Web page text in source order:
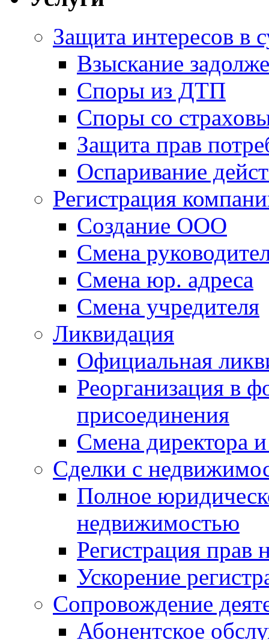
Защита интересов в
Взыскание
Споры из ДТП
Споры со
Защита прав
Оспаривание
Регистрация
Создание ООО
Смена
Смена юр. адреса
Смена учредителя
Ликвидация
Официальная
Реорганизация в
присоединения
Смена директора
Сделки с
Полное
недвижимостью
Регистрация
Ускорение
Сопровождение
Абонентское